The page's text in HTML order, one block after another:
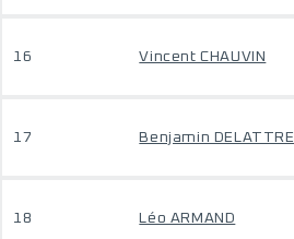
16 Vincent CHAUVIN
17 Benjamin DELATTRE
18 Léo ARMAND